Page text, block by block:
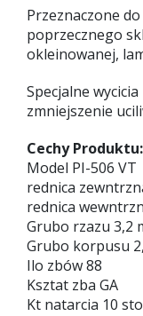
Przeznaczone
poprzecznego
okleinowanej,
Specjalne
zmniejszenie
Cechy Produktu:
Model PI-506 VT
rednica
rednica
Grubo rzazu 3,2
Grubo korpusu
Ilo zbów 88
Ksztat zba GA
Kt natarcia 10